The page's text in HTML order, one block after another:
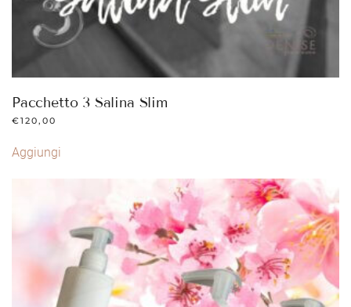
Pacchetto 3 Salina Slim
€120,00
Aggiungi